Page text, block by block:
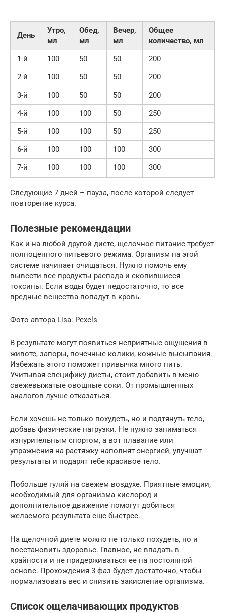
День
Утро,
мл
Обед,
мл
Вечер,
мл
Общее
количество, мл
1-й
100 50 50
200
2-й
100 50 50
200
3-й
100 50 50
200
4-й
100 100 50
250
5-й
100 100 50
250
6-й
100 100 100
300
7-й
100 100 100 300
Следующие 7 дней – пауза, после которой следует
повторение курса.
Полезные рекомендации
Как и на любой другой диете, щелочное питание требует
полноценного питьевого режима. Организм на этой
системе начинает очищаться. Нужно помочь ему
вывести все продукты распада и скопившиеся
токсины. Если воды будет недостаточно, то все
вредные вещества попадут в кровь.
Фото автора Lisa: Pexels
В результате могут появиться неприятные ощущения в
животе, запоры, почечные колики, кожные высыпания.
Избежать этого поможет привычка много пить.
Учитывая специфику диеты, стоит добавить в меню
свежевыжатые овощные соки. От промышленных
аналогов лучше отказаться.
Если хочешь не только похудеть, но и подтянуть тело,
добавь физические нагрузки. Не нужно заниматься
изнурительным спортом, а вот плавание или
упражнения на растяжку наполнят энергией, улучшат
результаты и подарят тебе красивое тело.
Побольше гуляй на свежем воздухе. Приятные эмоции,
необходимый для организма кислород и
дополнительное движение помогут добиться
желаемого результата еще быстрее.
На щелочной диете можно не только похудеть, но и
восстановить здоровье. Главное, не впадать в
крайности и не придерживаться ее на постоянной
основе. Прохождения 3 фаз будет достаточно, чтобы
нормализовать вес и снизить закисление организма.
Список ощелачивающих продуктов